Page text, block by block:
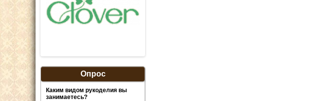
Опрос
Каким видом рукоделия вы
занимаетесь?